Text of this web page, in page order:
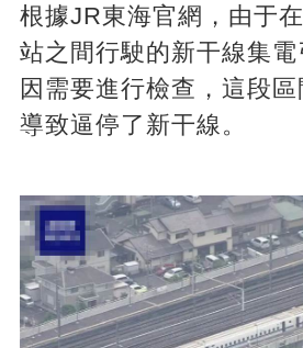
根據JR東海官網，由于
站之間行駛的新干線集
因需要進行檢查，這段區
導致逼停了新干線。